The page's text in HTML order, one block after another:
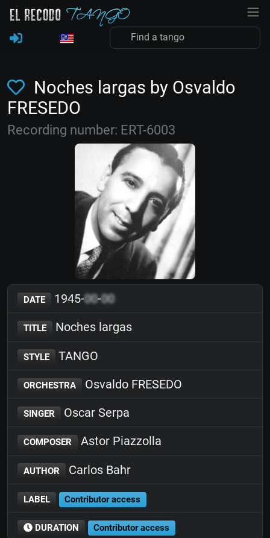
Noches largas by Osvaldo
FRESEDO
Recording number: ERT-6003
DATE 1945-00-00
TITLE Noches largas
STYLE TANGO
ORCHESTRA Osvaldo FRESEDO
SINGER Oscar Serpa
COMPOSER Astor Piazzolla
AUTHOR Carlos Bahr
LABEL Contributor access
DURATION Contributor access